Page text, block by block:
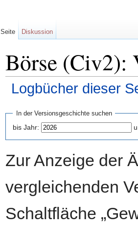
Börse (Civ2):
Logbücher dieser
In der Versionsgeschichte suchen
bis Jahr:
Zur Anzeige der
vergleichenden
Schaltfläche
Seite Diskussion